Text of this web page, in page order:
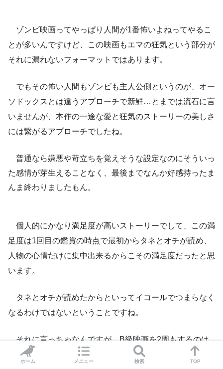
ゾンビ映画ってやっぱり人間が1番怖いよねってやるこ
とが多いんですけど、この映画もエマの狂気という部分が
それに漏れないフォーマットではあります。
でもその怖い人間もゾンビも主人公側というのが、オー
ソドックスとは違うアプローチで新鮮…とまでは流石に言
いませんが、本作の一途な愛と狂気のストーリーの美しさ
には繋がるアプローチでしたね。
普通なら嫌悪や苛立ちを覚えそうな設定なのにそういっ
た感情が芽生えることなく、最後までなんか好感持ったま
んま終わりましたもん。
個人的にかなり満足度が高いストーリーでして、この満
足度は1回目の鑑賞の時点で最初からタネとオチが読め、
人物の心情だけに集中出来るからこその満足度だったと思
います。
タネとオチが読めたからといってイコールでつまらなく
なるわけではないということですね。
それに言っちゃなんですが、B級映画を2周もするのは
中々に物好き側なんで、このストーリーの仕掛けに対して
ホーム メニュー 検索 TOP